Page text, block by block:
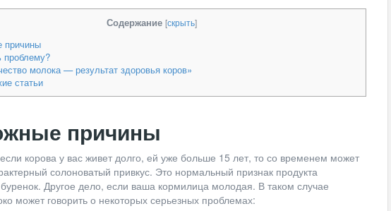
Содержание [скрыть]
причины
проблему?
молока — результат здоровья коров»
статьи
причины
корова у вас живет долго, ей уже больше 15 лет, то со временем может
солоноватый привкус. Это нормальный признак продукта
Другое дело, если ваша кормилица молодая. В таком случае
может говорить о некоторых серьезных проблемах: